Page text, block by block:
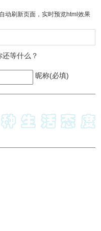
动刷新页面，实时预览html效果
等什么？
昵称(必填)